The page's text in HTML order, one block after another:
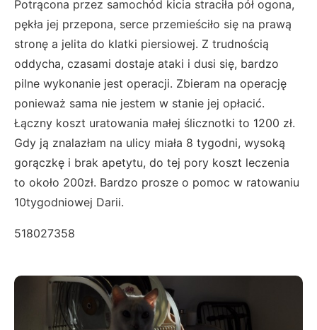
Potrącona przez samochód kicia straciła pół ogona,
pękła jej przepona, serce przemieściło się na prawą
stronę a jelita do klatki piersiowej. Z trudnością
oddycha, czasami dostaje ataki i dusi się, bardzo
pilne wykonanie jest operacji. Zbieram na operację
ponieważ sama nie jestem w stanie jej opłacić.
Łączny koszt uratowania małej ślicznotki to 1200 zł.
Gdy ją znalazłam na ulicy miała 8 tygodni, wysoką
gorączkę i brak apetytu, do tej pory koszt leczenia
to około 200zł. Bardzo prosze o pomoc w ratowaniu
10tygodniowej Darii.
518027358